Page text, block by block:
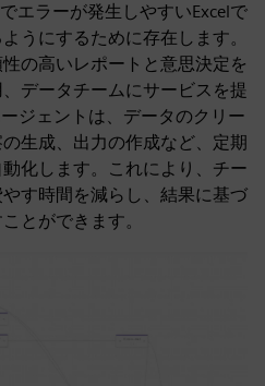
エラーが発生しやすいExcelで
うにするために存在します。
の高いレポートと意思決定を
データチームにサービスを提
ジェントは、データのクリー
生成、出力の作成など、定期
化します。これにより、チー
す時間を減らし、結果に基づ
とができます。